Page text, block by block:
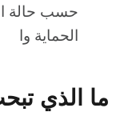
حسب حالة
الحماية وا
ما الذي